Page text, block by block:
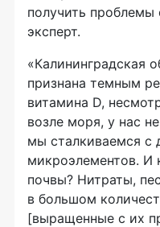
получить
эксперт.
«Калининградская
признана темным
витамина D,
возле моря, у нас
мы сталкиваемся с
микроэлементов. И
почвы? Нитраты,
в большом
[выращенные с их